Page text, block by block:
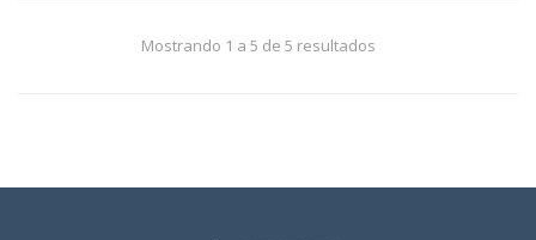
Mostrando 1 a 5 de 5 resultados